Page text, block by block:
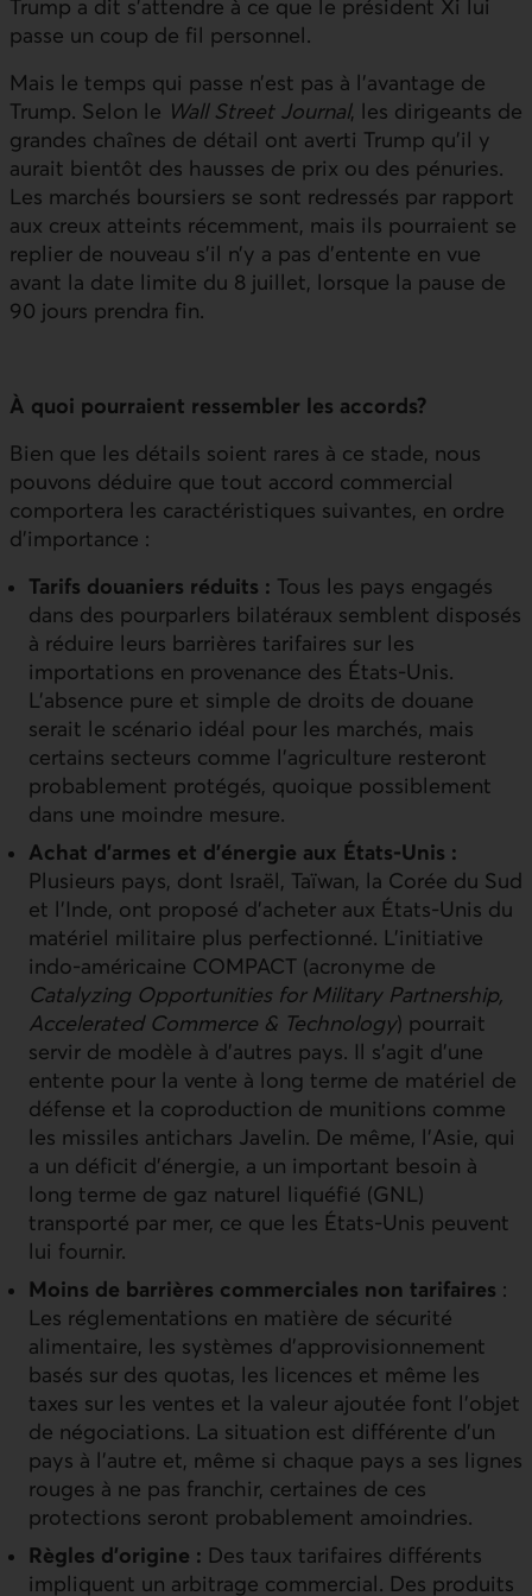
Trump a dit s’attendre à ce que le président Xi lui
passe un coup de fil personnel.
Mais le temps qui passe n’est pas à l’avantage de
Trump. Selon le Wall Street Journal, les dirigeants de
grandes chaînes de détail ont averti Trump qu’il y
aurait bientôt des hausses de prix ou des pénuries.
Les marchés boursiers se sont redressés par rapport
aux creux atteints récemment, mais ils pourraient se
replier de nouveau s’il n’y a pas d’entente en vue
avant la date limite du 8 juillet, lorsque la pause de
90 jours prendra fin.
À quoi pourraient ressembler les accords?
Bien que les détails soient rares à ce stade, nous
pouvons déduire que tout accord commercial
comportera les caractéristiques suivantes, en ordre
d’importance :
Tarifs douaniers réduits : Tous les pays engagés
dans des pourparlers bilatéraux semblent disposés
à réduire leurs barrières tarifaires sur les
importations en provenance des États-Unis.
L’absence pure et simple de droits de douane
serait le scénario idéal pour les marchés, mais
certains secteurs comme l’agriculture resteront
probablement protégés, quoique possiblement
dans une moindre mesure.
Achat d’armes et d’énergie aux États-Unis :
Plusieurs pays, dont Israël, Taïwan, la Corée du Sud
et l’Inde, ont proposé d’acheter aux États-Unis du
matériel militaire plus perfectionné. L’initiative
indo-américaine COMPACT (acronyme de
Catalyzing Opportunities for Military Partnership,
Accelerated Commerce & Technology) pourrait
servir de modèle à d’autres pays. Il s’agit d’une
entente pour la vente à long terme de matériel de
défense et la coproduction de munitions comme
les missiles antichars Javelin. De même, l’Asie, qui
a un déficit d’énergie, a un important besoin à
long terme de gaz naturel liquéfié (GNL)
transporté par mer, ce que les États-Unis peuvent
lui fournir.
Moins de barrières commerciales non tarifaires :
Les réglementations en matière de sécurité
alimentaire, les systèmes d’approvisionnement
basés sur des quotas, les licences et même les
taxes sur les ventes et la valeur ajoutée font l’objet
de négociations. La situation est différente d’un
pays à l’autre et, même si chaque pays a ses lignes
rouges à ne pas franchir, certaines de ces
protections seront probablement amoindries.
Règles d’origine : Des taux tarifaires différents
impliquent un arbitrage commercial. Des produits